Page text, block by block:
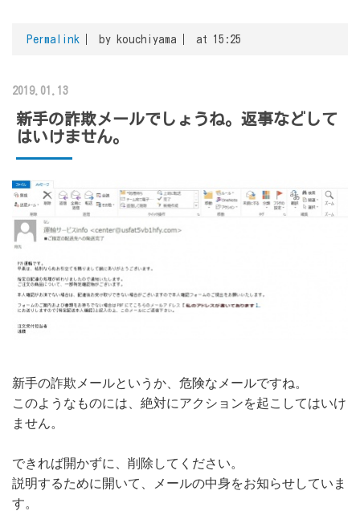
Permalink by kouchiyama at 15:25
2019.01.13
新手の詐欺メールでしょうね。返事などして
はいけません。
新手の詐欺メールというか、危険なメールですね。
このようなものには、絶対にアクションを起こしてはいけ
ません。
できれば開かずに、削除してください。
説明するために開いて、メールの中身をお知らせしていま
す。